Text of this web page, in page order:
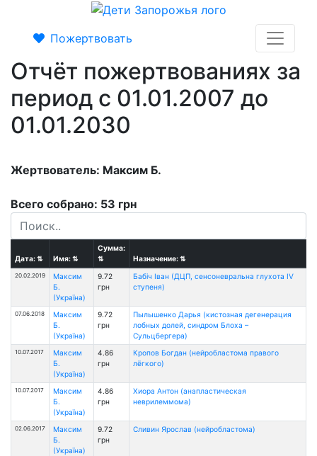
Пожертвовать
Отчёт пожертвованиях за
период с 01.01.2007 до
01.01.2030
Жертвователь: Максим Б.
Всего собрано: 53 грн
Дата:⇅ Имя:⇅
Сумма:
⇅
Назначение:⇅
20.02.2019
Максим
Б.
(Україна)
9.72
грн
Бабіч Іван (ДЦП, сенсоневральна глухота IV
ступеня)
07.06.2018
Максим
Б.
(Україна)
9.72
грн
Пылышенко Дарья (кистозная дегенерация
лобных долей, синдром Блоха –
Сульцбергера)
10.07.2017
Максим
Б.
(Україна)
4.86
грн
Кропов Богдан (нейробластома правого
лёгкого)
10.07.2017
Максим
Б.
(Україна)
4.86
грн
Хиора Антон (анапластическая
неврилеммома)
02.06.2017
Максим
Б.
(Україна)
9.72
грн
Сливин Ярослав (нейробластома)